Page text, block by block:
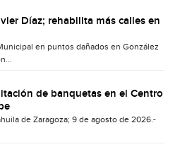
Díaz; rehabilita más calles en
en puntos dañados en González
de banquetas en el Centro
de Zaragoza; 9 de agosto de 2026.-